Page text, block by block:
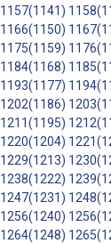
1157(1141)
1166(1150)
1175(1159)
1184(1168)
1193(1177)
1202(1186)
1211(1195)
1220(1204)
1229(1213)
1238(1222)
1247(1231)
1256(1240)
1264(1248)